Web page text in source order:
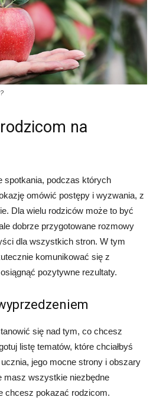
na
spotkania, podczas których
omówić postępy i wyzwania, z
Dla wielu rodziców może to być
dobrze przygotowane rozmowy
dla wszystkich stron. W tym
komunikować się z
pozytywne rezultaty.
się nad tym, co chcesz
listę tematów, które chciałbyś
jego mocne strony i obszary
masz wszystkie niezbędne
chcesz pokazać rodzicom.